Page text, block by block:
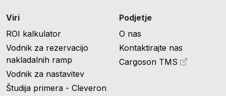
Viri
ROI kalkulator
Vodnik za rezervacijo
nakladalnih ramp
Vodnik za nastavitev
Študija primera - Cleveron
Podjetje
O nas
Kontaktirajte nas
Cargoson TMS